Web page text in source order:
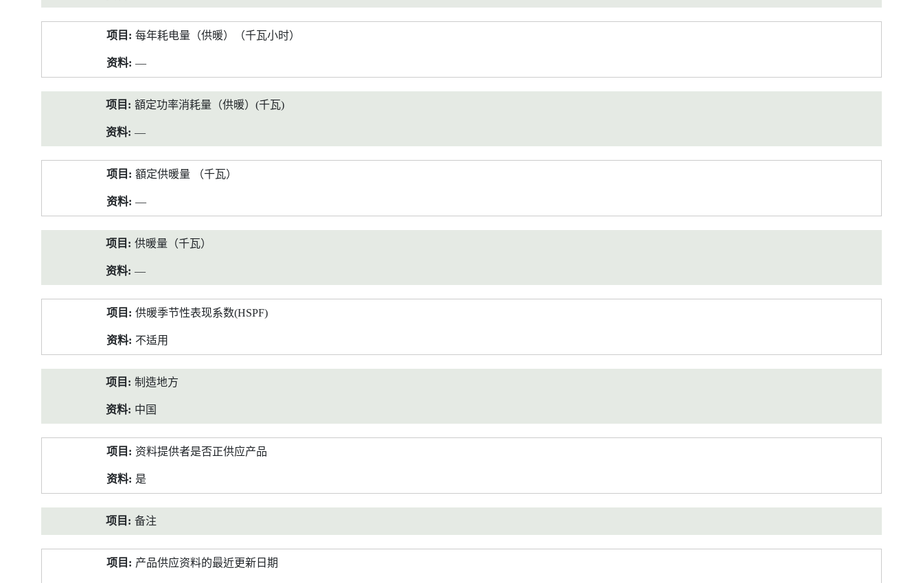
每年耗电量（供暖）（千瓦小时）
—
額定功率消耗量（供暖）(千瓦)
—
額定供暖量 （千瓦）
—
供暖量（千瓦）
—
供暖季节性表现系数(HSPF)
不适用
制造地方
中国
资料提供者是否正供应产品
是
备注
产品供应资料的最近更新日期